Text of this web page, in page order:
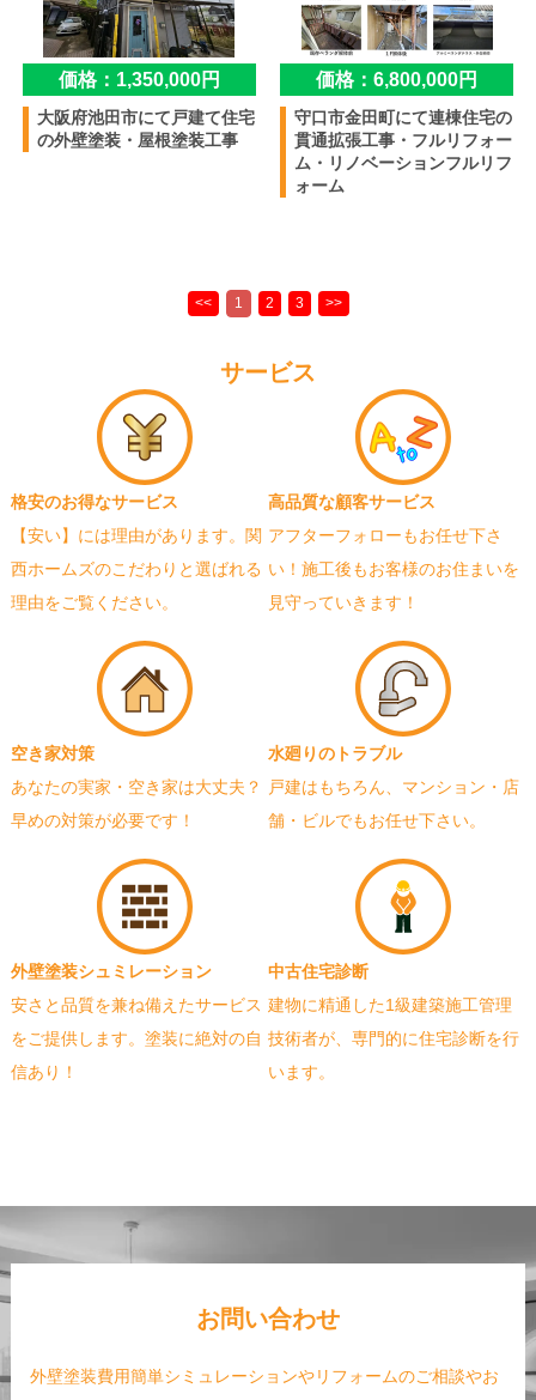
価格：1,350,000円
大阪府池田市にて戸建て住宅
の外壁塗装・屋根塗装工事
価格：6,800,000円
守口市金田町にて連棟住宅の
貫通拡張工事・フルリフォー
ム・リノベーションフルリフ
ォーム
サービス
格安のお得なサービス
【安い】には理由があります。関
西ホームズのこだわりと選ばれる
理由をご覧ください。
高品質な顧客サービス
アフターフォローもお任せ下さ
い！施工後もお客様のお住まいを
見守っていきます！
空き家対策
あなたの実家・空き家は大丈夫？
早めの対策が必要です！
水廻りのトラブル
戸建はもちろん、マンション・店
舗・ビルでもお任せ下さい。
外壁塗装シュミレーション
安さと品質を兼ね備えたサービス
をご提供します。塗装に絶対の自
信あり！
中古住宅診断
建物に精通した1級建築施工管理
技術者が、専門的に住宅診断を行
います。
お問い合わせ
外壁塗装費用簡単シミュレーションやリフォームのご相談やお